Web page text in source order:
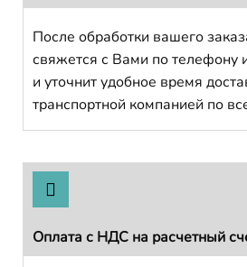
После обработки вашего
свяжется с Вами по телефону
и уточнит удобное время
транспортной компанией по
Оплата с НДС на расчетный